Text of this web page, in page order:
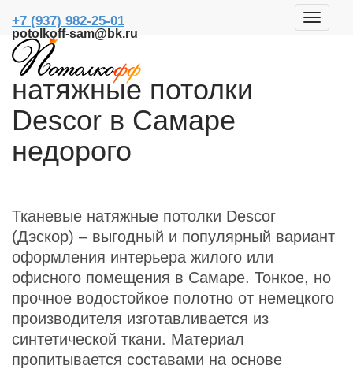
+7 (937) 982-25-01
potolkoff-sam@bk.ru
Лучшие тканевые
натяжные потолки
Descor в Самаре
недорого
Тканевые натяжные потолки Descor
(Дэскор) – выгодный и популярный вариант
оформления интерьера жилого или
офисного помещения в Самаре. Тонкое, но
прочное водостойкое полотно от немецкого
производителя изготавливается из
синтетической ткани. Материал
пропитывается составами на основе